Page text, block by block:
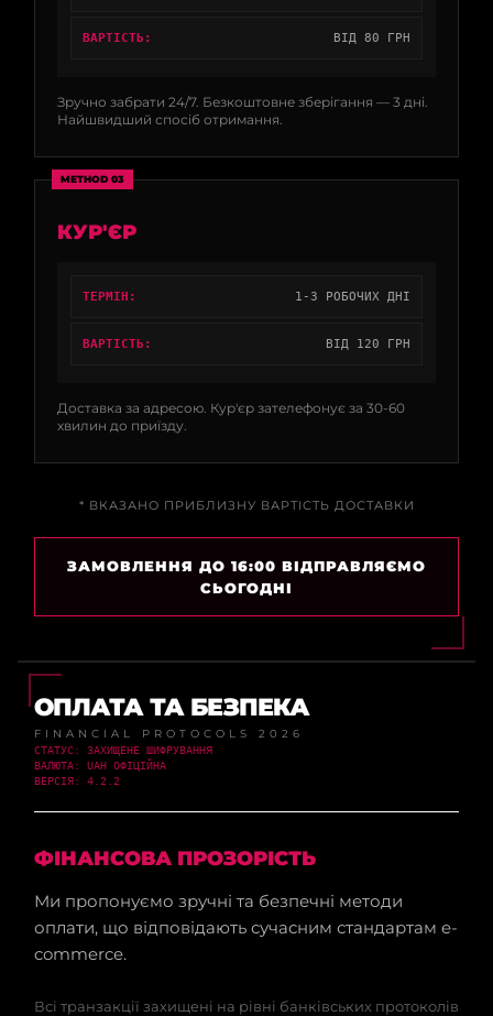
ВАРТІСТЬ: ВІД 80 ГРН
Зручно забрати 24/7. Безкоштовне зберігання — 3 дні.
Найшвидший спосіб отримання.
METHOD 03
КУР'ЄР
ТЕРМІН: 1-3 РОБОЧИХ ДНІ
ВАРТІСТЬ: ВІД 120 ГРН
Доставка за адресою. Кур'єр зателефонує за 30-60
хвилин до приїзду.
* ВКАЗАНО ПРИБЛИЗНУ ВАРТІСТЬ ДОСТАВКИ
ЗАМОВЛЕННЯ ДО 16:00 ВІДПРАВЛЯЄМО
СЬОГОДНІ
ОПЛАТА ТА БЕЗПЕКА
FINANCIAL PROTOCOLS 2026
СТАТУС: ЗАХИЩЕНЕ ШИФРУВАННЯ
ВАЛЮТА: UAH ОФІЦІЙНА
ВЕРСІЯ: 4.2.2
ФІНАНСОВА ПРОЗОРІСТЬ
Ми пропонуємо зручні та безпечні методи
оплати, що відповідають сучасним стандартам e-
commerce.
Всі транзакції захищені на рівні банківських протоколів